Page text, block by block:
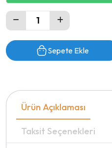
Sepete Ekle
Ürün Açıklaması
Taksit Seçenekleri